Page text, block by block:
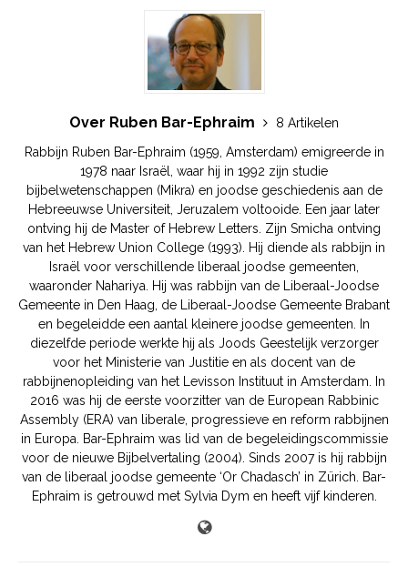
Over Ruben Bar-Ephraim
8 Artikelen
Rabbijn Ruben Bar-Ephraim (1959, Amsterdam) emigreerde in
1978 naar Israël, waar hij in 1992 zijn studie
bijbelwetenschappen (Mikra) en joodse geschiedenis aan de
Hebreeuwse Universiteit, Jeruzalem voltooide. Een jaar later
ontving hij de Master of Hebrew Letters. Zijn Smicha ontving
van het Hebrew Union College (1993). Hij diende als rabbijn in
Israël voor verschillende liberaal joodse gemeenten,
waaronder Nahariya. Hij was rabbijn van de Liberaal-Joodse
Gemeente in Den Haag, de Liberaal-Joodse Gemeente Brabant
en begeleidde een aantal kleinere joodse gemeenten. In
diezelfde periode werkte hij als Joods Geestelijk verzorger
voor het Ministerie van Justitie en als docent van de
rabbijnenopleiding van het Levisson Instituut in Amsterdam. In
2016 was hij de eerste voorzitter van de European Rabbinic
Assembly (ERA) van liberale, progressieve en reform rabbijnen
in Europa. Bar-Ephraim was lid van de begeleidingscommissie
voor de nieuwe Bijbelvertaling (2004). Sinds 2007 is hij rabbijn
van de liberaal joodse gemeente ‘Or Chadasch’ in Zürich. Bar-
Ephraim is getrouwd met Sylvia Dym en heeft vijf kinderen.